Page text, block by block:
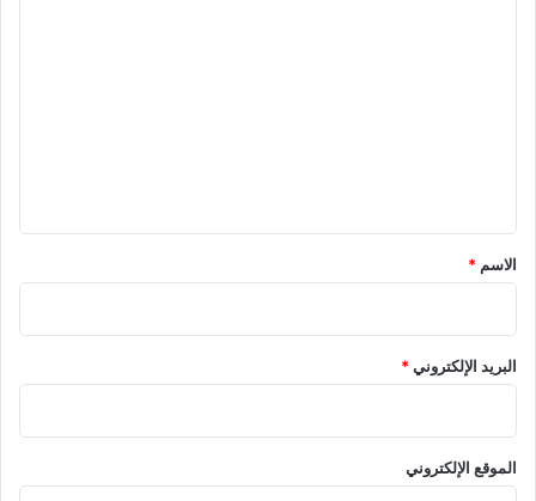
*
الاسم *
البريد الإلكتروني*
الموقع الإلكتروني